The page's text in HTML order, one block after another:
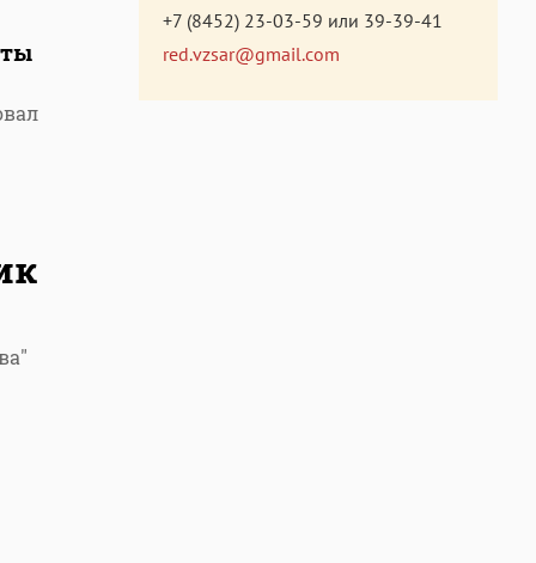
+7 (8452) 23-03-59 или 39-39-41
red.vzsar@gmail.com